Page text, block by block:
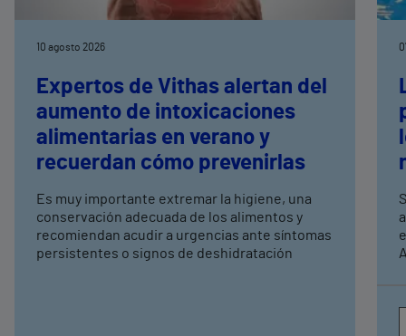
10 agosto 2026
Expertos de Vithas alertan del
aumento de intoxicaciones
alimentarias en verano y
recuerdan cómo prevenirlas
Es muy importante extremar la higiene, una
conservación adecuada de los alimentos y
recomiendan acudir a urgencias ante síntomas
persistentes o signos de deshidratación